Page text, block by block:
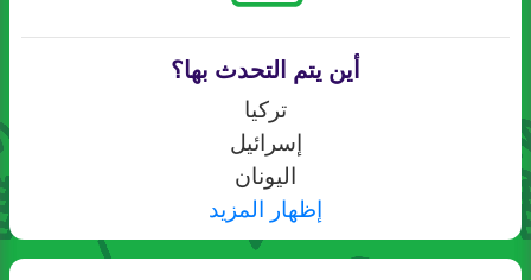
أين يتم التحدث بها؟
تركيا
إسرائيل
اليونان
إظهار المزيد